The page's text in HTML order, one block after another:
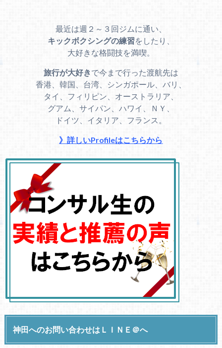
最近は週２～３回ジムに通い、
キックボクシングの練習をしたり、
大好きな格闘技を満喫。
旅行が大好きで今まで行った渡航先は
香港、韓国、台湾、シンガポール、バリ、
タイ、フィリピン、オーストラリア、
グアム、サイパン、ハワイ、ＮＹ、
ドイツ、イタリア、フランス。
》詳しいProfileはこちらから
神田へのお問い合わせはＬＩＮＥ＠へ